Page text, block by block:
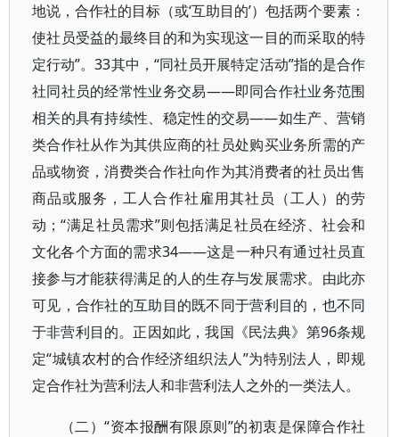
地说，合作社的目标（或‘互助目的’）包括两个要素：
使社员受益的最终目的和为实现这一目的而采取的特
定行动”。33其中，“同社员开展特定活动”指的是合作
社同社员的经常性业务交易——即同合作社业务范围
相关的具有持续性、稳定性的交易——如生产、营销
类合作社从作为其供应商的社员处购买业务所需的产
品或物资，消费类合作社向作为其消费者的社员出售
商品或服务，工人合作社雇用其社员（工人）的劳
动；“满足社员需求”则包括满足社员在经济、社会和
文化各个方面的需求34——这是一种只有通过社员直
接参与才能获得满足的人的生存与发展需求。由此亦
可见，合作社的互助目的既不同于营利目的，也不同
于非营利目的。正因如此，我国《民法典》第96条规
定“城镇农村的合作经济组织法人”为特别法人，即规
定合作社为营利法人和非营利法人之外的一类法人。
（二）“资本报酬有限原则”的初衷是保障合作社